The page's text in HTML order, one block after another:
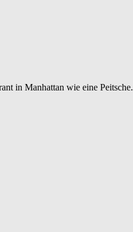
in Manhattan wie eine Peitsche.